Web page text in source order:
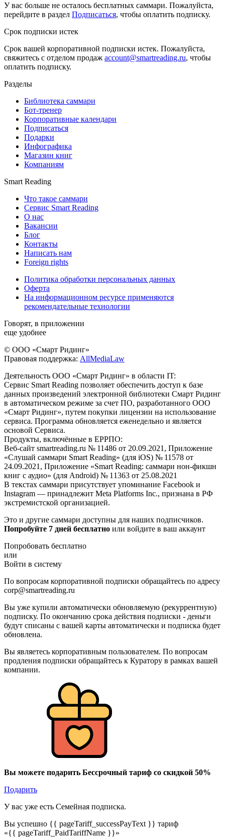
У вас больше не осталось бесплатных саммари. Пожалуйста,
перейдите в раздел Подписаться, чтобы оплатить подписку.
Срок подписки истек
Срок вашей корпоративной подписки истек. Пожалуйста,
свяжитесь с отделом продаж account@smartreading.ru, чтобы
оплатить подписку.
Разделы
Библиотека саммари
Бот-тренер
Корпоративные календари
Подписаться
Подарки
Инфографика
Магазин книг
Компаниям
Smart Reading
Что такое саммари
Сервис Smart Reading
О нас
Вакансии
Блог
Контакты
Написать нам
Foreign rights
Политика обработки персональных данных
Оферта
На информационном ресурсе применяются
рекомендательные технологии
Говорят, в приложении
еще удобнее
© ООО «Смарт Ридинг»
Правовая поддержка: AllMediaLaw
Деятельность ООО «Смарт Ридинг» в области IT:
Сервис Smart Reading позволяет обеспечить доступ к базе
данных произведений электронной библиотеки Смарт Ридинг
в автоматическом режиме за счет ПО, разработанного ООО
«Смарт Ридинг», путем покупки лицензии на использование
сервиса. Программа обновляется еженедельно и является
основой Сервиса.
Продукты, включённые в ЕРРПО:
Веб-сайт smartreading.ru № 11486 от 20.09.2021, Приложение
«Слушай саммари Smart Reading» (для iOS) № 11578 от
24.09.2021, Приложение «Smart Reading: саммари нон-фикшн
книг с аудио» (для Android) № 11363 от 25.08.2021
В текстах саммари присутствует упоминание Facebook и
Instagram — принадлежит Meta Platforms Inc., признана в РФ
экстремистской организацией.
Это и другие саммари доступны для наших подписчиков.
Попробуйте 7 дней бесплатно или войдите в ваш аккаунт
Попробовать бесплатно
или
Войти в систему
По вопросам корпоративной подписки обращайтесь по адресу
corp@smartreading.ru
Вы уже купили автоматически обновляемую (рекуррентную)
подписку. По окончанию срока действия подписки - деньги
будут списаны с вашей карты автоматически и подписка будет
обновлена.
Вы являетесь корпоративным пользователем. По вопросам
продления подписки обращайтесь к Куратору в рамках вашей
компании.
Вы можете подарить Бессрочный тариф со скидкой 50%
Подарить
У вас уже есть Семейная подписка.
Вы успешно {{ pageTariff_successPayText }} тариф
«{{ pageTariff_PaidTariffName }}»